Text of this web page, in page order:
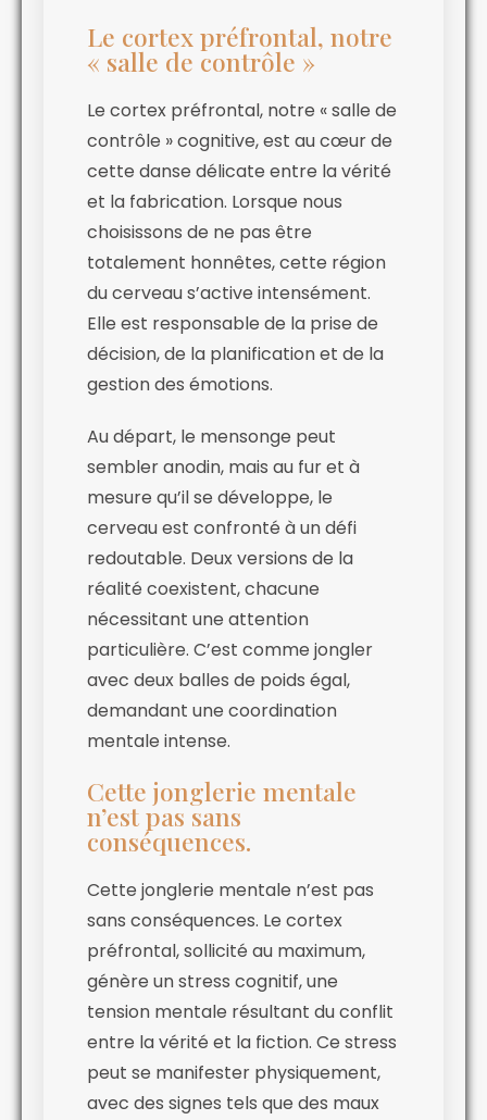
Le cortex préfrontal, notre
« salle de contrôle »
Le cortex préfrontal, notre « salle de
contrôle » cognitive, est au cœur de
cette danse délicate entre la vérité
et la fabrication. Lorsque nous
choisissons de ne pas être
totalement honnêtes, cette région
du cerveau s’active intensément.
Elle est responsable de la prise de
décision, de la planification et de la
gestion des émotions.
Au départ, le mensonge peut
sembler anodin, mais au fur et à
mesure qu’il se développe, le
cerveau est confronté à un défi
redoutable. Deux versions de la
réalité coexistent, chacune
nécessitant une attention
particulière. C’est comme jongler
avec deux balles de poids égal,
demandant une coordination
mentale intense.
Cette jonglerie mentale
n’est pas sans
conséquences.
Cette jonglerie mentale n’est pas
sans conséquences. Le cortex
préfrontal, sollicité au maximum,
génère un stress cognitif, une
tension mentale résultant du conflit
entre la vérité et la fiction. Ce stress
peut se manifester physiquement,
avec des signes tels que des maux